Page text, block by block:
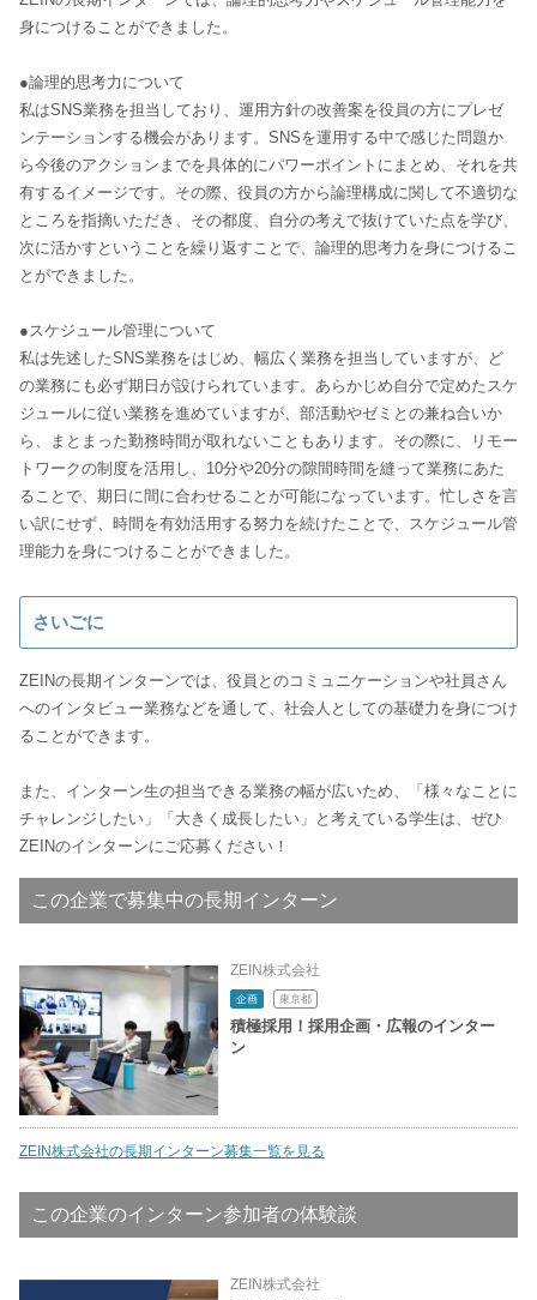
身につけることができました。
●論理的思考力について
私はSNS業務を担当しており、運用方針の改善案を役員の方にプレゼ
ンテーションする機会があります。SNSを運用する中で感じた問題か
ら今後のアクションまでを具体的にパワーポイントにまとめ、それを共
有するイメージです。その際、役員の方から論理構成に関して不適切な
ところを指摘いただき、その都度、自分の考えで抜けていた点を学び、
次に活かすということを繰り返すことで、論理的思考力を身につけるこ
とができました。
●スケジュール管理について
私は先述したSNS業務をはじめ、幅広く業務を担当していますが、ど
の業務にも必ず期日が設けられています。あらかじめ自分で定めたスケ
ジュールに従い業務を進めていますが、部活動やゼミとの兼ね合いか
ら、まとまった勤務時間が取れないこともあります。その際に、リモー
トワークの制度を活用し、10分や20分の隙間時間を縫って業務にあた
ることで、期日に間に合わせることが可能になっています。忙しさを言
い訳にせず、時間を有効活用する努力を続けたことで、スケジュール管
理能力を身につけることができました。
さいごに
ZEINの長期インターンでは、役員とのコミュニケーションや社員さん
へのインタビュー業務などを通して、社会人としての基礎力を身につけ
ることができます。
また、インターン生の担当できる業務の幅が広いため、「様々なことに
チャレンジしたい」「大きく成長したい」と考えている学生は、ぜひ
ZEINのインターンにご応募ください！
この企業で募集中の長期インターン
ZEIN株式会社
企画 東京都
積極採用！採用企画・広報のインター
ン
ZEIN株式会社の長期インターン募集一覧を見る
この企業のインターン参加者の体験談
ZEIN株式会社